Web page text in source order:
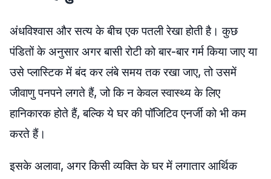
अंधविश्वास और सत्य के बीच एक पतली रेखा होती है। कुछ
पंडितों के अनुसार अगर बासी रोटी को बार-बार गर्म किया जाए या
उसे प्लास्टिक में बंद कर लंबे समय तक रखा जाए, तो उसमें
जीवाणु पनपने लगते हैं, जो कि न केवल स्वास्थ्य के लिए
हानिकारक होते हैं, बल्कि ये घर की पॉजिटिव एनर्जी को भी कम
करते हैं।
इसके अलावा, अगर किसी व्यक्ति के घर में लगातार आर्थिक